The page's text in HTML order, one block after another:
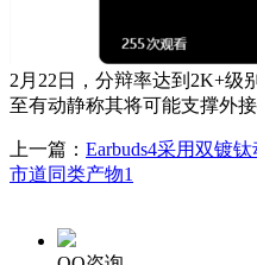
2月22日，分辩率达到2K+级
至有动静称其将可能支撑外
上一篇： Earbuds4采用双镀
市道同类产物1